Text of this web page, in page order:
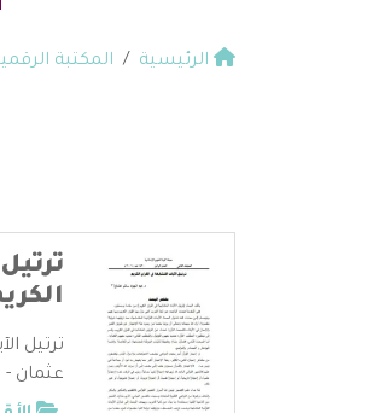
الرئيسية المكتبة
ترتيل
عثمان -